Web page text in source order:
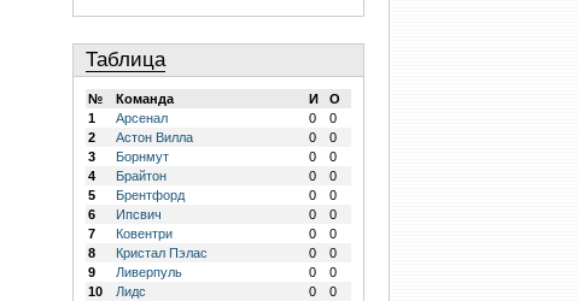
Таблица
№ Команда И
О
1
Арсенал 0
0
2
Астон Вилла 0
0
3
Борнмут 0
0
4
Брайтон 0
0
5
Брентфорд 0
0
6
Ипсвич 0
0
7
Ковентри 0
0
8
Кристал Пэлас 0
0
9
Ливерпуль 0
0
10
Лидс 0
0